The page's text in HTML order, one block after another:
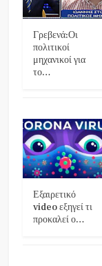
Γρεβενά:Οι
πολιτικοί
μηχανικοί για
το…
Εξαιρετικό
video εξηγεί τι
προκαλεί ο…